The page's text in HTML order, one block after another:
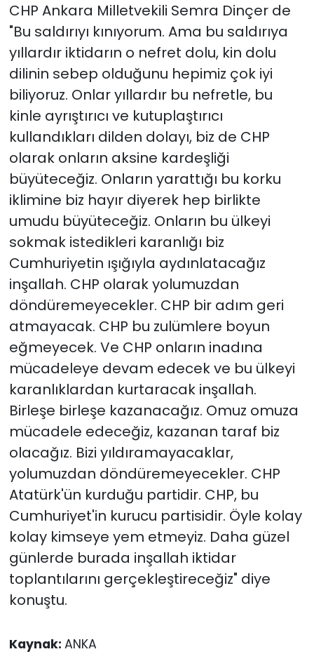
CHP Ankara Milletvekili Semra Dinçer de
"Bu saldırıyı kınıyorum. Ama bu saldırıya
yıllardır iktidarın o nefret dolu, kin dolu
dilinin sebep olduğunu hepimiz çok iyi
biliyoruz. Onlar yıllardır bu nefretle, bu
kinle ayrıştırıcı ve kutuplaştırıcı
kullandıkları dilden dolayı, biz de CHP
olarak onların aksine kardeşliği
büyüteceğiz. Onların yarattığı bu korku
iklimine biz hayır diyerek hep birlikte
umudu büyüteceğiz. Onların bu ülkeyi
sokmak istedikleri karanlığı biz
Cumhuriyetin ışığıyla aydınlatacağız
inşallah. CHP olarak yolumuzdan
döndüremeyecekler. CHP bir adım geri
atmayacak. CHP bu zulümlere boyun
eğmeyecek. Ve CHP onların inadına
mücadeleye devam edecek ve bu ülkeyi
karanlıklardan kurtaracak inşallah.
Birleşe birleşe kazanacağız. Omuz omuza
mücadele edeceğiz, kazanan taraf biz
olacağız. Bizi yıldıramayacaklar,
yolumuzdan döndüremeyecekler. CHP
Atatürk'ün kurduğu partidir. CHP, bu
Cumhuriyet'in kurucu partisidir. Öyle kolay
kolay kimseye yem etmeyiz. Daha güzel
günlerde burada inşallah iktidar
toplantılarını gerçekleştireceğiz" diye
konuştu.
Kaynak: ANKA